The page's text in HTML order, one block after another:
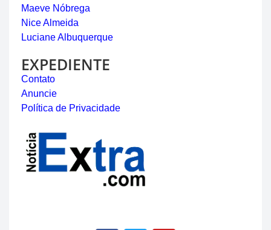
Maeve Nóbrega
Nice Almeida
Luciane Albuquerque
EXPEDIENTE
Contato
Anuncie
Política de Privacidade